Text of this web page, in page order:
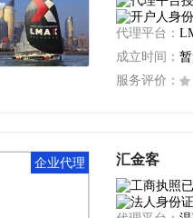
代理平台：
成立时间：
服务评价：
企业代理 汇金客